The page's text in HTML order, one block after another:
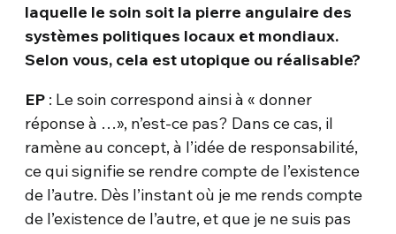
laquelle le soin soit la pierre angulaire des
systèmes politiques locaux et mondiaux.
Selon vous, cela est utopique ou réalisable?
EP : Le soin correspond ainsi à « donner
réponse à …», n’est-ce pas? Dans ce cas, il
ramène au concept, à l’idée de responsabilité,
ce qui signifie se rendre compte de l’existence
de l’autre. Dès l’instant où je me rends compte
de l’existence de l’autre, et que je ne suis pas